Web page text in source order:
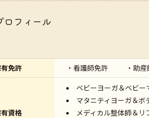
ロフィール
利尻富士町生まれ
看護師として働き始める
助産師免許取得後、産婦人科病
免許 ・看護師免許 ・助
資格
ベビーヨーガ＆ベビ
マタニティヨーガ＆ボ
メディカル整体師＆リ